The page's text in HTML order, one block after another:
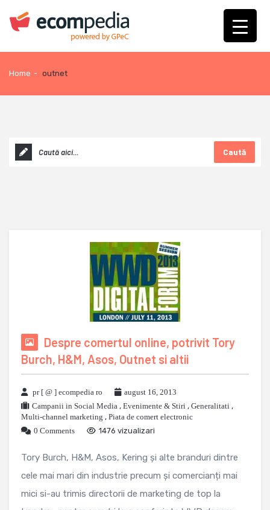
Home - outnet
Caută
Despre comertul online, potrivit Tory
Burch, H&M, Asos, Outnet si altii
pr [ @ ] ecompedia ro
august 16, 2013
Campanii in Social Media , Evenimente & Stiri , Generalitati ,
Multi-channel marketing , Piata de comert electronic
0 Comments
1476 vizualizari
Tory Burch, H&M, Asos, Kering și alte branduri dintre
cele mai mari din industrie precum și comercianți mai
mici si-au trimis directorii de marketing de top la